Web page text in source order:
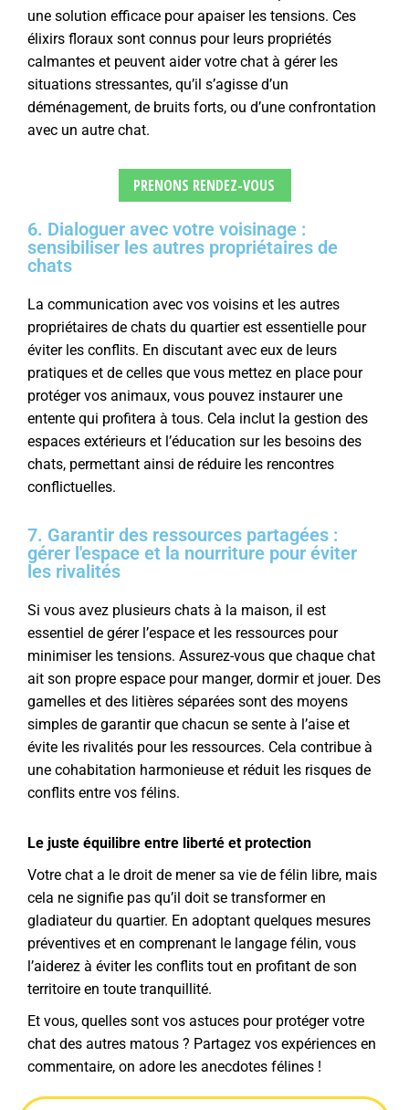
une solution efficace pour apaiser les tensions. Ces
élixirs floraux sont connus pour leurs propriétés
calmantes et peuvent aider votre chat à gérer les
situations stressantes, qu’il s’agisse d’un
déménagement, de bruits forts, ou d’une confrontation
avec un autre chat.
PRENONS RENDEZ-VOUS
6. Dialoguer avec votre voisinage :
sensibiliser les autres propriétaires de
chats
La communication avec vos voisins et les autres
propriétaires de chats du quartier est essentielle pour
éviter les conflits. En discutant avec eux de leurs
pratiques et de celles que vous mettez en place pour
protéger vos animaux, vous pouvez instaurer une
entente qui profitera à tous. Cela inclut la gestion des
espaces extérieurs et l’éducation sur les besoins des
chats, permettant ainsi de réduire les rencontres
conflictuelles.
7. Garantir des ressources partagées :
gérer l'espace et la nourriture pour éviter
les rivalités
Si vous avez plusieurs chats à la maison, il est
essentiel de gérer l’espace et les ressources pour
minimiser les tensions. Assurez-vous que chaque chat
ait son propre espace pour manger, dormir et jouer. Des
gamelles et des litières séparées sont des moyens
simples de garantir que chacun se sente à l’aise et
évite les rivalités pour les ressources. Cela contribue à
une cohabitation harmonieuse et réduit les risques de
conflits entre vos félins.
Le juste équilibre entre liberté et protection
Votre chat a le droit de mener sa vie de félin libre, mais
cela ne signifie pas qu’il doit se transformer en
gladiateur du quartier. En adoptant quelques mesures
préventives et en comprenant le langage félin, vous
l’aiderez à éviter les conflits tout en profitant de son
territoire en toute tranquillité.
Et vous, quelles sont vos astuces pour protéger votre
chat des autres matous ? Partagez vos expériences en
commentaire, on adore les anecdotes félines !